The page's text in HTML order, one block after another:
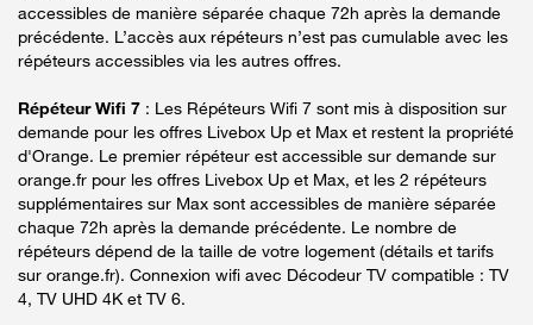
accessibles de manière séparée chaque 72h après la demande
précédente. L’accès aux répéteurs n’est pas cumulable avec les
répéteurs accessibles via les autres offres.
Répéteur Wifi 7 : Les Répéteurs Wifi 7 sont mis à disposition sur
demande pour les offres Livebox Up et Max et restent la propriété
d'Orange. Le premier répéteur est accessible sur demande sur
orange.fr pour les offres Livebox Up et Max, et les 2 répéteurs
supplémentaires sur Max sont accessibles de manière séparée
chaque 72h après la demande précédente. Le nombre de
répéteurs dépend de la taille de votre logement (détails et tarifs
sur orange.fr). Connexion wifi avec Décodeur TV compatible : TV
4, TV UHD 4K et TV 6.